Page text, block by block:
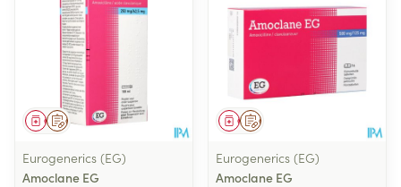
Op voorschrift
Geneesmiddel
Eurogenerics (EG)
Amoclane EG
Op voorschrift
Geneesmiddel
Eurogenerics (EG)
Amoclane EG